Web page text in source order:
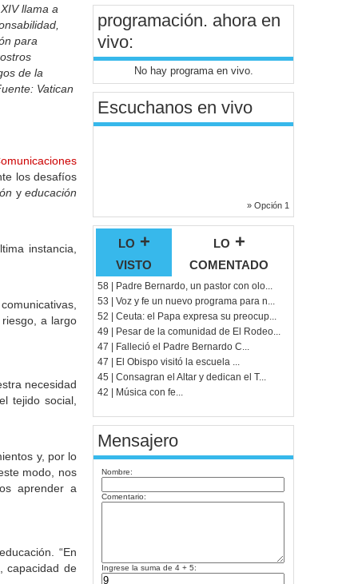
llama a
para
de la
Vatican
los desafíos
yeducación
instancia,
a largo
necesidad
tejido social,
y, por lo
modo, nos
aprender a
“En
capacidad de
programación. ahora en
vivo:
No hay programa en vivo.
Escuchanos en vivo
» Opción 1
lo +
visto
lo +
comentado
58 | Padre Bernardo, un pastor con olo...
53 | Voz y fe un nuevo programa para n...
52 | Ceuta: el Papa expresa su preocup...
49 | Pesar de la comunidad de El Rodeo...
47 | Falleció el Padre Bernardo C...
47 | El Obispo visitó la escuela ...
45 | Consagran el Altar y dedican el T...
42 | Música con fe...
Mensajero
Nombre:
Comentario:
Ingrese la suma de 4 + 5: